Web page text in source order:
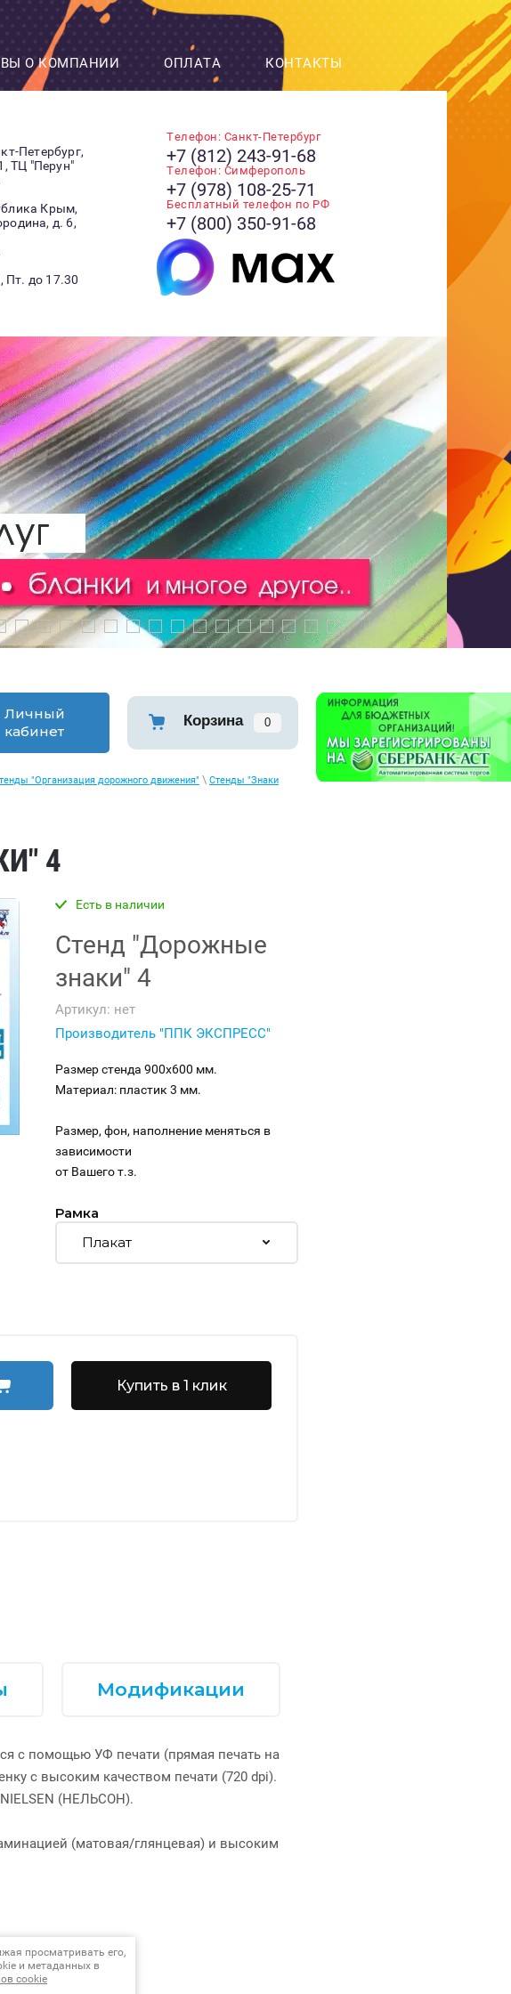
О КОМПАНИИ ОПЛАТА КОНТАКТЫ
Петербург,
ТЦ "Перун"
Крым,
д. 6,
Пт. до 17.30
Телефон: Санкт-Петербург
+7 (812) 243-91-68
Телефон: Симферополь
+7 (978) 108-25-71
Бесплатный телефон по РФ
+7 (800) 350-91-68
6 9 11 12 14 15 16 17 18 20
Личный
кабинет
Корзина 0
"Организация дорожного движения" \ Стенды "Знаки
4
Есть в наличии
Стенд "Дорожные
знаки" 4
Артикул: нет
Производитель "ППК ЭКСПРЕСС"
Размер стенда 900х600 мм.
Материал: пластик 3 мм.
Размер, фон, наполнение меняться в
зависимости
от Вашего т.з.
Рамка
Купить в 1 клик
Модификации
с помощью УФ печати (прямая печать на
с высоким качеством печати (720 dpi).
(НЕЛЬСОН).
(матовая/глянцевая) и высоким
просматривать его,
и метаданных в
cookie